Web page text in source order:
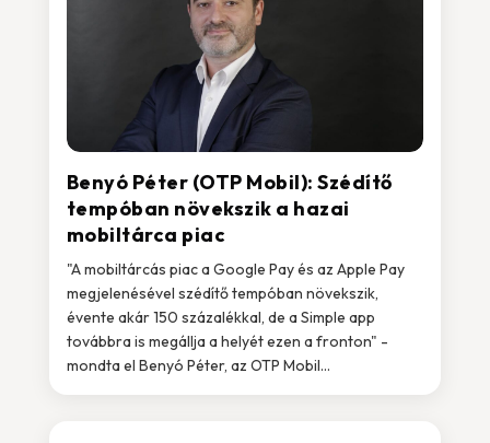
Benyó Péter (OTP Mobil): Szédítő
tempóban növekszik a hazai
mobiltárca piac
"A mobiltárcás piac a Google Pay és az Apple Pay
megjelenésével szédítő tempóban növekszik,
évente akár 150 százalékkal, de a Simple app
továbbra is megállja a helyét ezen a fronton" -
mondta el Benyó Péter, az OTP Mobil...